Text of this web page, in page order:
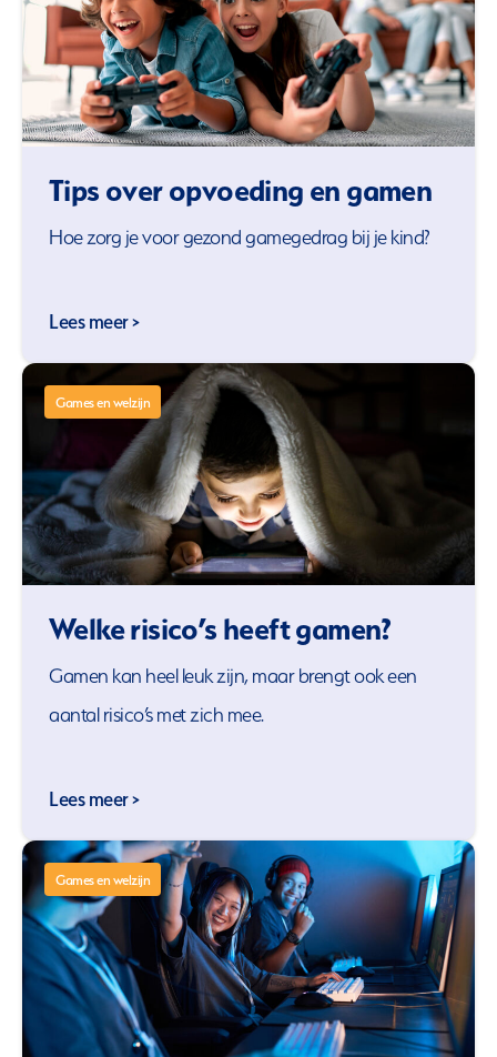
Tips over opvoeding en gamen
Hoe zorg je voor gezond gamegedrag bij je kind?
Lees meer >
Games en welzijn
Welke risico’s heeft gamen?
Gamen kan heel leuk zijn, maar brengt ook een
aantal risico’s met zich mee.
Lees meer >
Games en welzijn